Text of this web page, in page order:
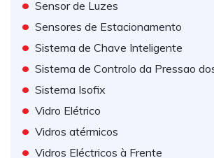
• Sensor de Luzes
• Sensores de Estacionamento
• Sistema de Chave Inteligente
• Sistema de Controlo da Pressao
• Sistema Isofix
• Vidro Elétrico
• Vidros atérmicos
• Vidros Eléctricos à Frente